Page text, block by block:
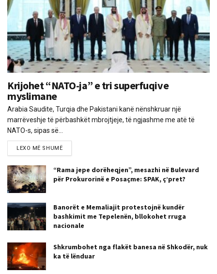
Krijohet “NATO-ja” e tri superfuqive
myslimane
Arabia Saudite, Turqia dhe Pakistani kanë nënshkruar një
marrëveshje të përbashkët mbrojtjeje, të ngjashme me atë të
NATO-s, sipas së...
LEXO MË SHUMË
“Rama jepe dorëheqjen”, mesazhi në Bulevard
për Prokurorinë e Posaçme: SPAK, ç’pret?
Banorët e Memaliajit protestojnë kundër
bashkimit me Tepelenën, bllokohet rruga
nacionale
Shkrumbohet nga flakët banesa në Shkodër, nuk
ka të lënduar